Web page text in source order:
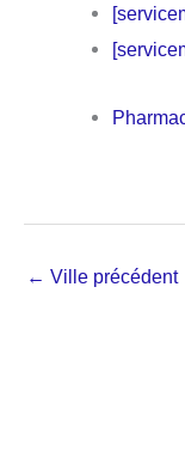
← Ville précédent